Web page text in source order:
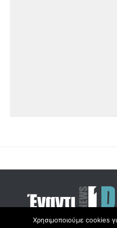
Copyright © Radio1d.gr
Χρησιμοποιούμε cookies